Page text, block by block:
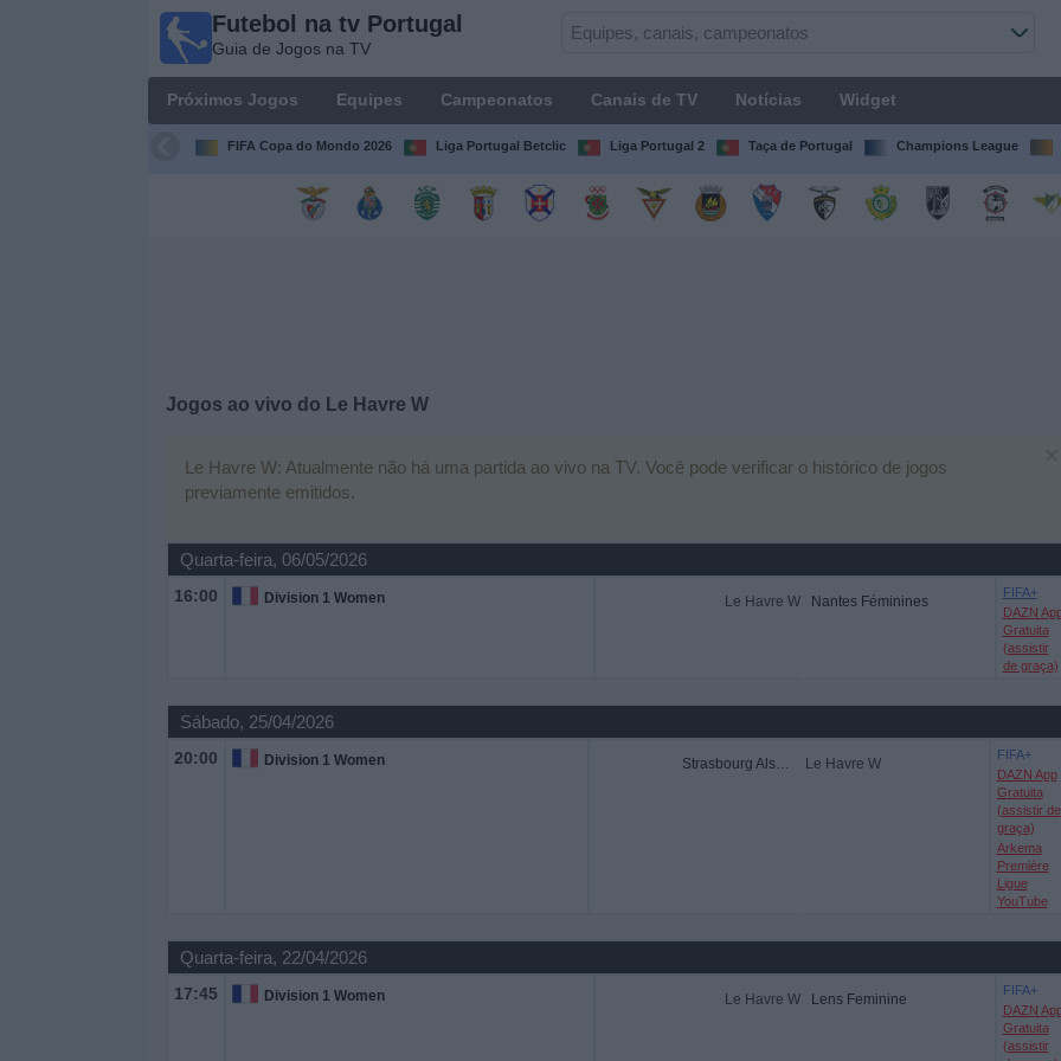
Futebol na tv Portugal
Guia de Jogos na TV
Próximos Jogos Equipes Campeonatos Canais de TV Notícias Widget
FIFA Copa do Mondo 2026 Liga Portugal Betclic Liga Portugal 2 Taça de Portugal Champions League
Jogos ao vivo do Le Havre W
Le Havre W: Atualmente não há uma partida ao vivo na TV. Você pode verificar o histórico de jogos
previamente emitidos.
Quarta-feira, 06/05/2026
16:00 Division 1 Women Le Havre W Nantes Féminines
FIFA+
DAZN
Gratuita
(assistir
de graça)
Sábado, 25/04/2026
20:00 Division 1 Women Strasbourg Alsace Feminine Le Havre W
FIFA+
DAZN App
Gratuita
(assistir de
graça)
Arkema
Première
Ligue
YouTube
Quarta-feira, 22/04/2026
17:45 Division 1 Women Le Havre W Lens Feminine
FIFA+
DAZN
Gratuita
(assistir
Portugal
Jogos na TV